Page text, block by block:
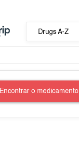
Drugs A-Z
Encontrar o medicamento